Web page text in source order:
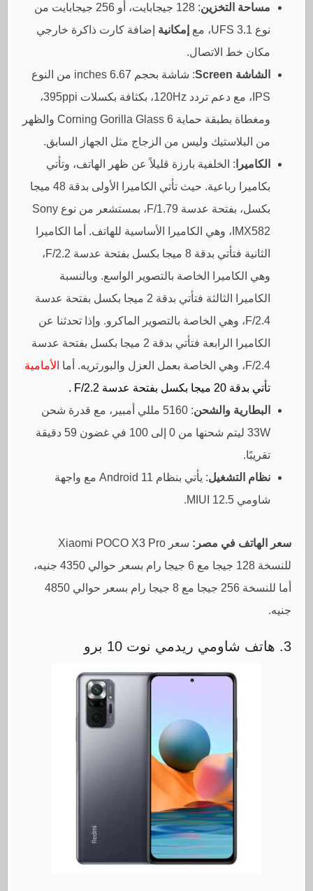
مساحة التخزين
: 128 جيجابايت، أو 256 جيجابايت من
نوع UFS 3.1، مع
إمكانية إضافة كارت ذاكرة خارجي
مكان خط الاتصال.
الشاشة Screen
: شاشة بحجم 6.67 inches من النوع
IPS، مع دعم تردد 120Hz، بكثافة بكسلات 395ppi،
ومغطاة بطبقة حماية Corning Gorilla Glass 6 والظهر
من البلاستيك وليس من الزجاج مثل الجهاز السابق.
الكاميرا : الخلفية بارزة قليلاً عن ظهر الهاتف، وتأتي
بكاميرا رباعية. حيث تأتي الكاميرا الأولى بدقة 48 ميجا
بكسل، بفتحة عدسة F/1.79، بمستشعر من نوع Sony
IMX582، وهي الكاميرا الأساسية للهاتف. أما الكاميرا
الثانية فتأتي بدقة 8 ميجا بكسل بفتحة عدسة F/2.2،
وهي الكاميرا الخاصة بالتصوير الواسع. وبالنسبة
الكاميرا الثالثة فتأتي بدقة 2 ميجا بكسل بفتحة عدسة
F/2.4، وهي الخاصة بالتصوير الماكرو. وإذا تحدثنا عن
الكاميرا الرابعة فتأتي بدقة 2 ميجا بكسل بفتحة عدسة
F/2.4، وهي الخاصة بعمل العزل والبورتريه. أما
الأمامية
تأتي بدقة 20 ميجا بكسل بفتحة عدسة F/2.2 .
البطارية والشحن
: 5160 مللي أمبير، مع قدرة شحن
33W ليتم شحنها من 0 إلى 100 في غضون 59 دقيقة
تقريبًا.
نظام التشغيل
: يأتي بنظام Android 11 مع واجهة
شاومي MIUI 12.5.
سعر الهاتف في مصر:
سعر Xiaomi POCO X3 Pro
للنسخة 128 جيجا مع 6 جيجا رام بسعر حوالي 4350 جنيه،
أما للنسخة 256 جيجا مع 8 جيجا رام بسعر حوالي 4850
جنيه.
3. هاتف شاومي ريدمي نوت 10 برو